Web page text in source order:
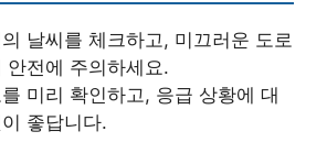
날씨를 체크하고, 미끄러운 도로
안전에 주의하세요.
미리 확인하고, 응급 상황에 대
좋답니다.